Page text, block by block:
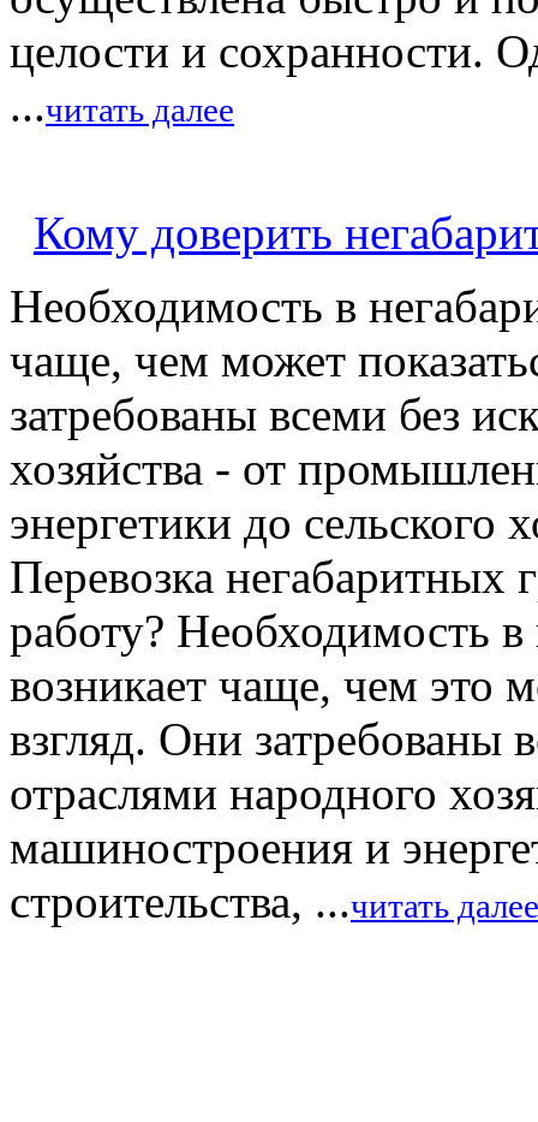
целости и сохранности.
...читать далее
Кому доверить
Необходимость в
чаще, чем может
затребованы всеми без
хозяйства - от
энергетики до сельского
Перевозка негабаритных
работу? Необходимость
возникает чаще, чем это
взгляд. Они затребованы
отраслями народного
машиностроения и
строительства, ...читать далее